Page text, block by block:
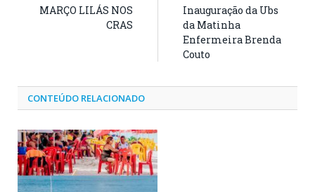
MARÇO LILÁS NOS
CRAS
Inauguração da Ubs
da Matinha
Enfermeira Brenda
Couto
CONTEÚDO RELACIONADO